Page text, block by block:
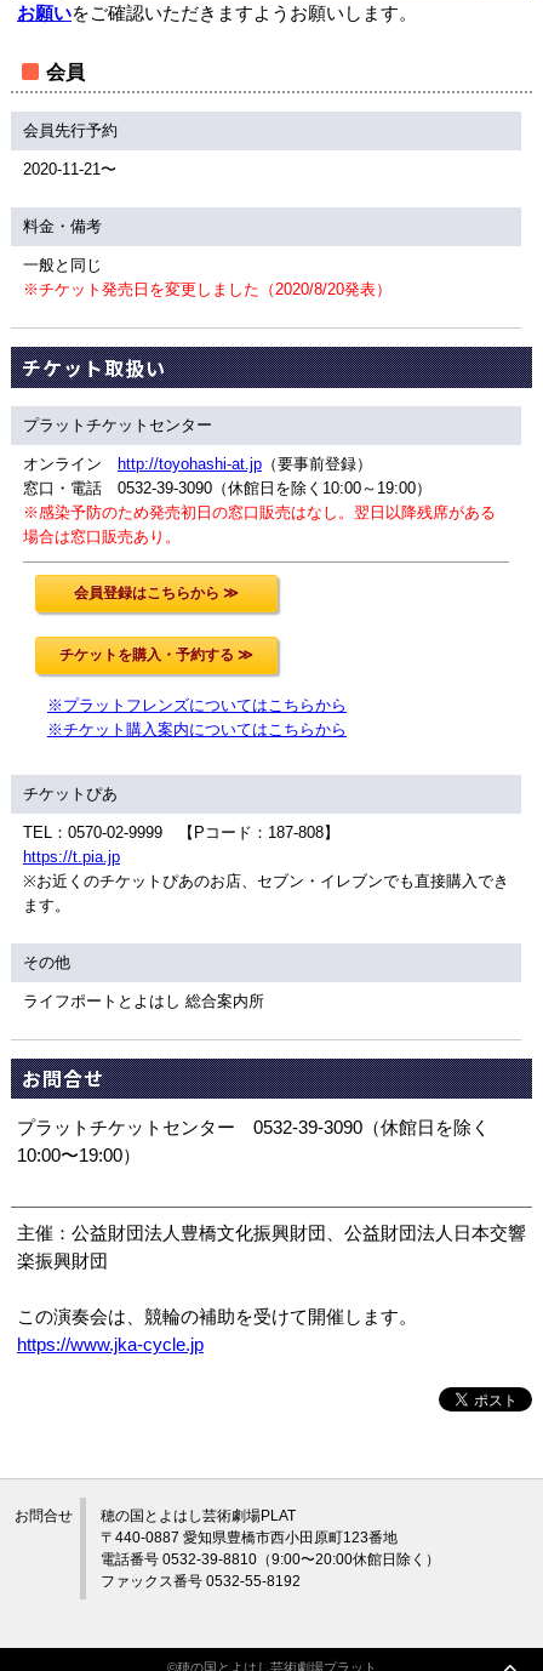
お願いをご確認いただきますようお願いします。
会員
会員先行予約
2020-11-21〜
料金・備考
一般と同じ
※チケット発売日を変更しました（2020/8/20発表）
チケット取扱い
プラットチケットセンター
オンライン http://toyohashi-at.jp（要事前登録）
窓口・電話 0532-39-3090（休館日を除く10:00～19:00）
※感染予防のため発売初日の窓口販売はなし。翌日以降残席がある
場合は窓口販売あり。
※プラットフレンズについてはこちらから
※チケット購入案内についてはこちらから
チケットぴあ
TEL：0570-02-9999 【Pコード：187-808】
https://t.pia.jp
※お近くのチケットぴあのお店、セブン・イレブンでも直接購入でき
ます。
その他
ライフポートとよはし 総合案内所
お問合せ
プラットチケットセンター 0532-39-3090（休館日を除く
10:00〜19:00）
主催：公益財団法人豊橋文化振興財団、公益財団法人日本交響
楽振興財団
この演奏会は、競輪の補助を受けて開催します。
https://www.jka-cycle.jp
お問合せ
穂の国とよはし芸術劇場PLAT
〒440-0887 愛知県豊橋市西小田原町123番地
電話番号 0532-39-8810（9:00〜20:00休館日除く）
ファックス番号 0532-55-8192
©穂の国とよはし芸術劇場プラット